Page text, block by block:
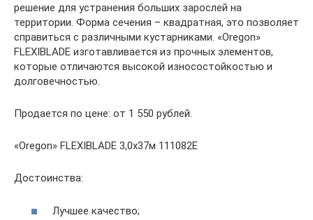
решение для устранения больших зарослей на
территории. Форма сечения – квадратная, это позволяет
справиться с различными кустарниками. «Oregon»
FLEXIBLADE изготавливается из прочных элементов,
которые отличаются высокой износостойкостью и
долговечностью.
Продается по цене: от 1 550 рублей.
«Oregon» FLEXIBLADE 3,0х37м 111082Е
Достоинства:
Лучшее качество;